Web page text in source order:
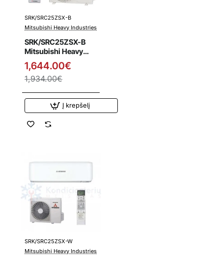
Išpardavimas
SRK/SRC25ZSX-B
Mitsubishi Heavy Industries
SRK/SRC25ZSX-B
Mitsubishi Heavy
Industries 2.5/3.2
kW šilumos siurblys
1,644.00€
1,934.00€
Į krepšelį
Išpardavimas
SRK/SRC25ZSX-W
Mitsubishi Heavy Industries